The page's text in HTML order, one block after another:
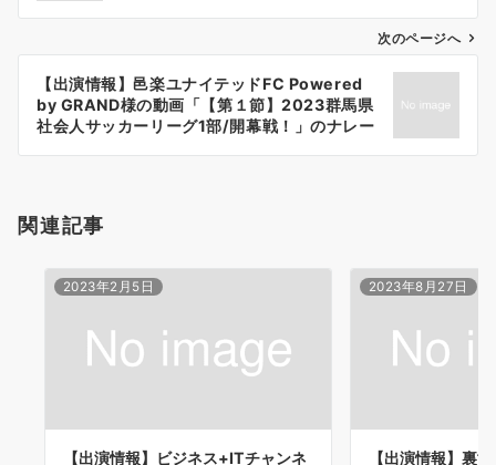
ビ
ン
次のページへ
【出演情報】邑楽ユナイテッドFC Powered
by GRAND様の動画「【第１節】2023群馬県
社会人サッカーリーグ1部/開幕戦！」のナレー
関連記事
2023年2月5日
【出演情報】ビジネス+ITチャンネ
2023年8月27日
【出演情報】裏